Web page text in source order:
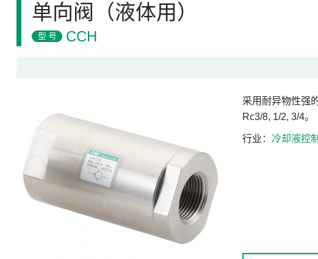
单向阀（液体用）
型号 CCH
采用耐异物性强
Rc3/8, 1/2, 3/4。
行业 冷却液控